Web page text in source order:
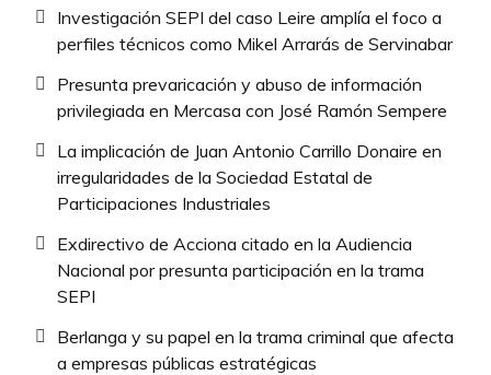
Investigación SEPI del caso Leire amplía el foco a
perfiles técnicos como Mikel Arrarás de Servinabar
Presunta prevaricación y abuso de información
privilegiada en Mercasa con José Ramón Sempere
La implicación de Juan Antonio Carrillo Donaire en
irregularidades de la Sociedad Estatal de
Participaciones Industriales
Exdirectivo de Acciona citado en la Audiencia
Nacional por presunta participación en la trama
SEPI
Berlanga y su papel en la trama criminal que afecta
a empresas públicas estratégicas